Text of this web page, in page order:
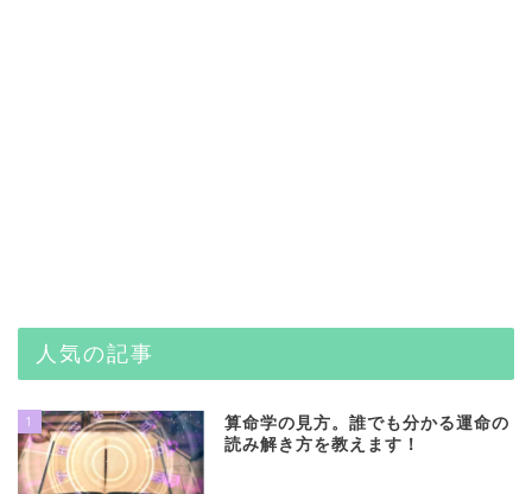
人気の記事
1
算命学の見方。誰でも分かる運命の
読み解き方を教えます！